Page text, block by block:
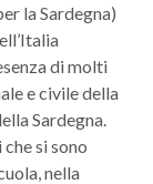
la Sardegna)
di molti
e civile della
Sardegna.
si sono
nella